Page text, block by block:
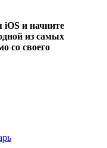
и начните
из самых
со своего